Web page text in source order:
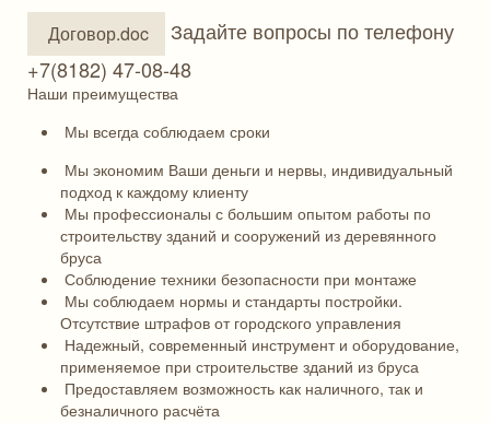
Договор.doc
Задайте вопросы по телефону
+7(8182) 47-08-48
Наши преимущества
Мы всегда соблюдаем сроки
Мы экономим Ваши деньги и нервы, индивидуальный
подход к каждому клиенту
Мы профессионалы с большим опытом работы по
строительству зданий и сооружений из деревянного
бруса
Соблюдение техники безопасности при монтаже
Мы соблюдаем нормы и стандарты постройки.
Отсутствие штрафов от городского управления
Надежный, современный инструмент и оборудование,
применяемое при строительстве зданий из бруса
Предоставляем возможность как наличного, так и
безналичного расчёта